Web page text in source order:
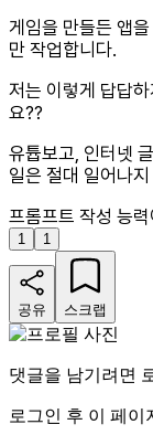
게임을 만들든 앱
만 작업합니다.
저는 이렇게 답답
요??
유튭보고, 인터넷
일은 절대 일어나
프롬프트 작성 능
1 1
공유 스크랩
댓글을 남기려면
로그인 후 이 페이